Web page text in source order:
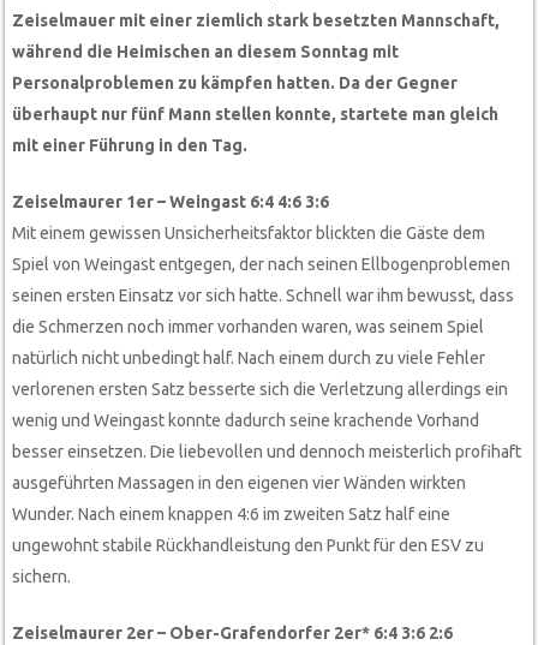
Zeiselmauer mit einer ziemlich stark besetzten Mannschaft,
während die Heimischen an diesem Sonntag mit
Personalproblemen zu kämpfen hatten. Da der Gegner
überhaupt nur fünf Mann stellen konnte, startete man gleich
mit einer Führung in den Tag.
Zeiselmaurer 1er – Weingast 6:4 4:6 3:6
Mit einem gewissen Unsicherheitsfaktor blickten die Gäste dem
Spiel von Weingast entgegen, der nach seinen Ellbogenproblemen
seinen ersten Einsatz vor sich hatte. Schnell war ihm bewusst, dass
die Schmerzen noch immer vorhanden waren, was seinem Spiel
natürlich nicht unbedingt half. Nach einem durch zu viele Fehler
verlorenen ersten Satz besserte sich die Verletzung allerdings ein
wenig und Weingast konnte dadurch seine krachende Vorhand
besser einsetzen. Die liebevollen und dennoch meisterlich profihaft
ausgeführten Massagen in den eigenen vier Wänden wirkten
Wunder. Nach einem knappen 4:6 im zweiten Satz half eine
ungewohnt stabile Rückhandleistung den Punkt für den ESV zu
sichern.
Zeiselmaurer 2er – Ober-Grafendorfer 2er* 6:4 3:6 2:6